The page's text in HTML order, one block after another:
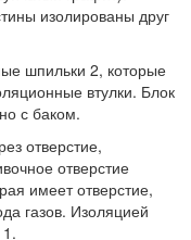
изолированы друг
шпильки 2, которые
втулки. Блок
с баком.
отверстие,
отверстие
имеет отверстие,
газов. Изоляцией